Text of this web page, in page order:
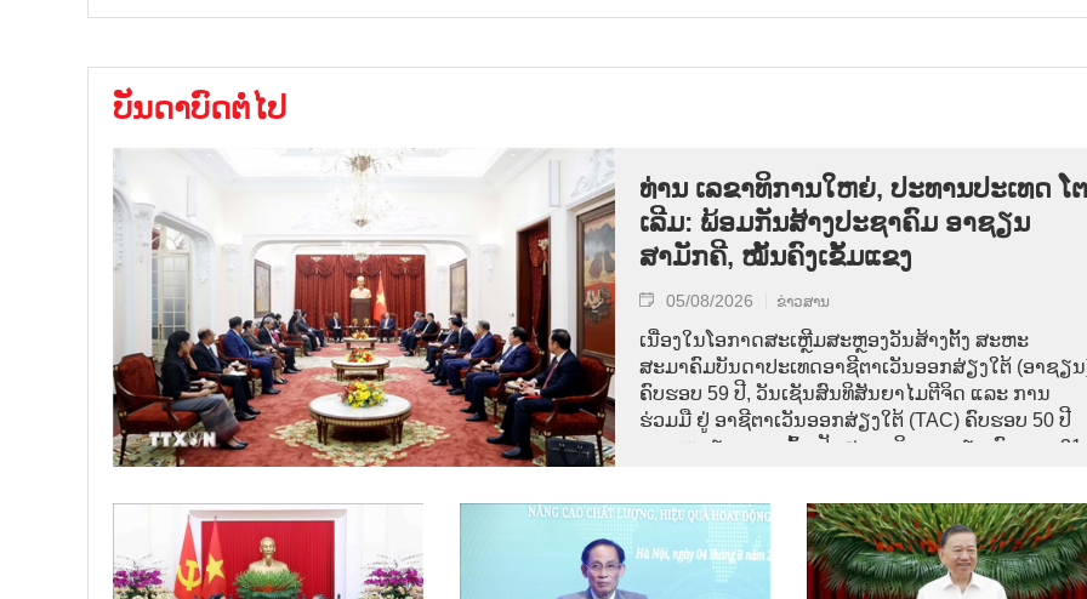
ບັນດາບົດຕໍ່ໄປ
ທ່ານ ເລຂາທິການໃຫຍ່, ປະທານປະເທດ ໂຕ
ເລີມ: ພ້ອມກັນສ້າງປະຊາຄົມ ອາຊຽນ
ສາມັກຄີ, ໝັ້ນຄົງເຂັ້ມແຂງ
05/08/2026 ຂ່າວສານ
ເນື່ອງໃນໂອກາດສະເຫຼີມສະຫຼອງວັນສ້າງຕັ້ງ ສະຫະ
ສະມາຄົມບັນດາປະເທດອາຊີຕາເວັນອອກສ່ຽງໃຕ້ (ອາຊຽ
ຄົບຮອບ 59 ປີ, ວັນເຊັນສົນທິສັນຍາໄມຕີຈິດ ແລະ ການ
ຮ່ວມມື ຢູ່ ອາຊີຕາເວັນອອກສ່ຽງໃຕ້ (TAC) ຄົບຮອບ 50 ປີ
ແລະ ຫວຽດນາມ ເຂົ້າເປັນສະມາຊິກ ອາຊຽນ ຄົບຮອບ 31